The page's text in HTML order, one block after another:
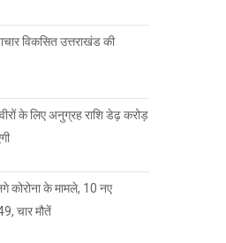
विकसित उत्तराखंड की
के लिए अनुग्रह राशि डेढ़ करोड़
कोरोना के मामले, 10 नए
चार मौतें